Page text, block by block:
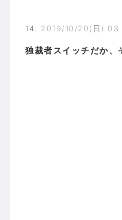
14 : 2019/10/20(日)
独裁者スイッチだか、